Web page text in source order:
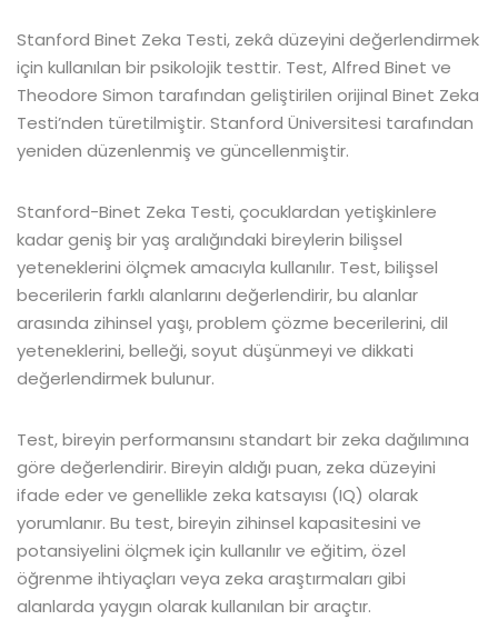
Stanford Binet Zeka Testi, zekâ düzeyini değerlendirmek
için kullanılan bir psikolojik testtir. Test, Alfred Binet ve
Theodore Simon tarafından geliştirilen orijinal Binet Zeka
Testi’nden türetilmiştir. Stanford Üniversitesi tarafından
yeniden düzenlenmiş ve güncellenmiştir.
Stanford-Binet Zeka Testi, çocuklardan yetişkinlere
kadar geniş bir yaş aralığındaki bireylerin bilişsel
yeteneklerini ölçmek amacıyla kullanılır. Test, bilişsel
becerilerin farklı alanlarını değerlendirir, bu alanlar
arasında zihinsel yaşı, problem çözme becerilerini, dil
yeteneklerini, belleği, soyut düşünmeyi ve dikkati
değerlendirmek bulunur.
Test, bireyin performansını standart bir zeka dağılımına
göre değerlendirir. Bireyin aldığı puan, zeka düzeyini
ifade eder ve genellikle zeka katsayısı (IQ) olarak
yorumlanır. Bu test, bireyin zihinsel kapasitesini ve
potansiyelini ölçmek için kullanılır ve eğitim, özel
öğrenme ihtiyaçları veya zeka araştırmaları gibi
alanlarda yaygın olarak kullanılan bir araçtır.